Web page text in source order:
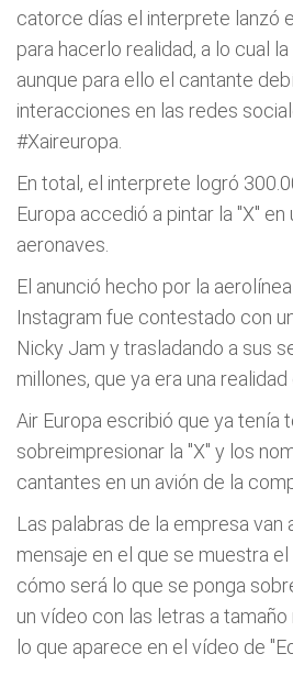
catorce días el interprete lanzó
para hacerlo realidad, a lo cual
aunque para ello el cantante
interacciones en las redes
#Xaireuropa.
En total, el interprete logró
Europa accedió a pintar la "X" en
aeronaves.
El anunció hecho por la
Instagram fue contestado con
Nicky Jam y trasladando a sus
millones, que ya era una realidad
Air Europa escribió que ya tenía
sobreimpresionar la "X" y los
cantantes en un avión de la
Las palabras de la empresa van
mensaje en el que se muestra
cómo será lo que se ponga
un vídeo con las letras a tamaño
lo que aparece en el vídeo de